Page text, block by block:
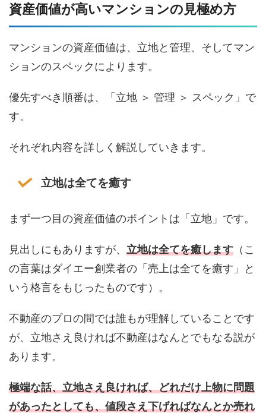
資産価値が高いマンションの見極め方
マンションの資産価値は、立地と管理、そしてマン
ションのスペックによります。
優先すべき順番は、「立地 ＞ 管理 ＞ スペック」で
す。
それぞれ内容を詳しく解説していきます。
立地は全てを癒す
まず一つ目の資産価値のポイントは「立地」です。
見出しにもありますが、 立地は全てを癒します （こ
の言葉はダイエー創業者の「売上は全てを癒す」と
いう格言をもじったものです）。
不動産のプロの間では誰もが理解していることです
が、立地さえ良ければ不動産はなんとでもなる説が
あります。
極端な話、立地さえ良ければ、どれだけ上物に問題
があったとしても、値段さえ下げればなんとか売れ